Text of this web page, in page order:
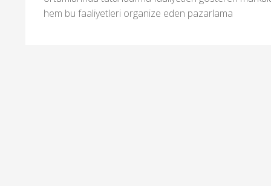
hem bu faaliyetleri organize eden pazarlama